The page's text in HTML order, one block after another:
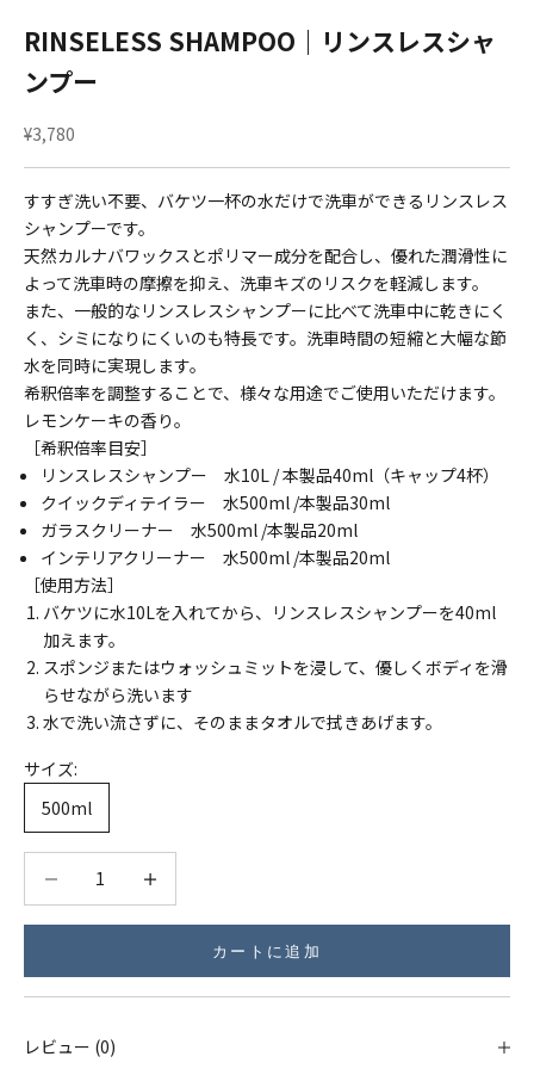
RINSELESS SHAMPOO｜リンスレスシャ
ンプー
セール価格
¥3,780
すすぎ洗い不要、 バケツ一杯の水だけで洗車ができるリンスレス
シャンプーです。
天然カルナバワックスとポリマー成分を配合し、 優れた潤滑性に
よって洗車時の摩擦を抑え、 洗車キズのリスクを軽減します。
また、 一般的なリンスレスシャンプーに比べて洗車中に乾きにく
く、 シミになりにくいのも特長です。洗車時間の短縮と大幅な節
水を同時に実現します。
希釈倍率を調整することで、様々な用途でご使用いただけます。
レモンケーキの香り。
［希釈倍率目安］
リンスレスシャンプー 水10L / 本製品40ml（キャップ4杯）
クイックディテイラー 水500ml /本製品30ml
ガラスクリーナー 水500ml /本製品20ml
インテリアクリーナー 水500ml /本製品20ml
［使用方法］
バケツに水10Lを入れてから、 リンスレスシャンプーを40ml
加えます。
スポンジまたはウォッシュミットを浸して、 優しくボディを滑
らせながら洗います
水で洗い流さずに、そのままタオルで拭きあげます。
サイズ:
500ml
カートに追加
レビュー (0)